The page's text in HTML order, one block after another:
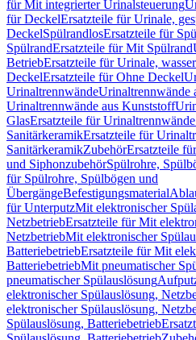
für Mit integrierter Urinalsteuerung
für DeckelErsatzteile für Urinale,
DeckelSpülrandlosErsatzteile für
SpülrandErsatzteile für Mit Spülrand
BetriebErsatzteile für Urinale,
DeckelErsatzteile für Ohne Deckel
UrinaltrennwändeUrinaltrennwände
Urinaltrennwände aus Kunststoff
GlasErsatzteile für
SanitärkeramikErsatzteile für
SanitärkeramikZubehörErsatzteile
und SiphonzubehörSpülrohre,
für Spülrohre, Spülbögen und
ÜbergängeBefestigungsmaterial
für UnterputzMit elektronischer
NetzbetriebErsatzteile für Mit
NetzbetriebMit elektronischer
BatteriebetriebErsatzteile für Mit
BatteriebetriebMit pneumatischer
pneumatischer Spülauslösung
elektronischer Spülauslösung,
elektronischer Spülauslösung,
Spülauslösung, Batteriebetrieb